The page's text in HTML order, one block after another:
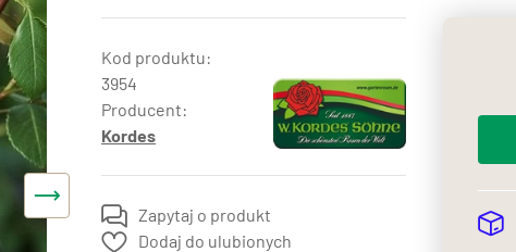
3954
Producent:
Kordes
Zapytaj o produkt
Dodaj do ulubionych